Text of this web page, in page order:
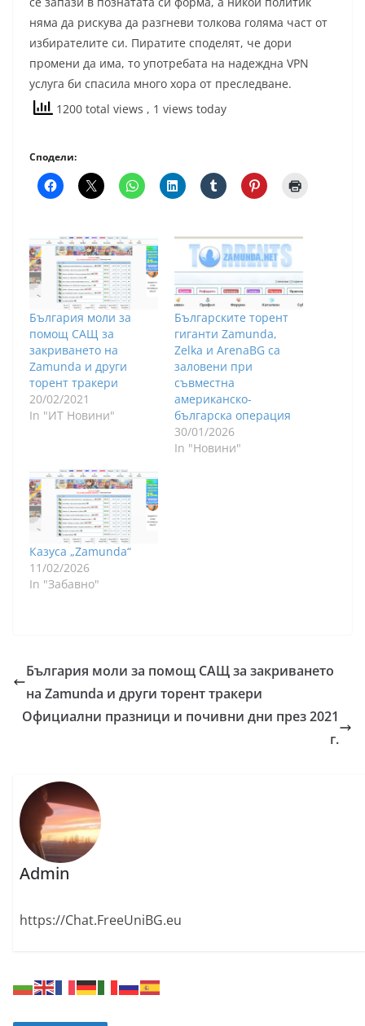
няма да рискува да разгневи толкова голяма част от
избирателите си. Пиратите споделят, че дори
промени да има, то употребата на надеждна VPN
услуга би спасила много хора от преследване.
1200 total views , 1 views today
Сподели:
България моли за
помощ САЩ за
закриването на
Zamunda и други
торент тракери
20/02/2021
In "ИТ Новини"
Българските торент
гиганти Zamunda,
Zelka и ArenaBG са
заловени при
съвместна
американско-
българска операция
30/01/2026
In "Новини"
Казуса „Zamunda“
11/02/2026
In "Забавно"
България моли за помощ САЩ за закриването
на Zamunda и други торент тракери
Официални празници и почивни дни през 2021
г.
Admin
https://Chat.FreeUniBG.eu